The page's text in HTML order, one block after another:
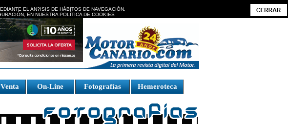
EL AN?ISIS DE HÁBITOS DE NAVEGACIÓN.
EN NUESTRA POLÍTICA DE COOKIES
On-Line Fotografías Hemeroteca